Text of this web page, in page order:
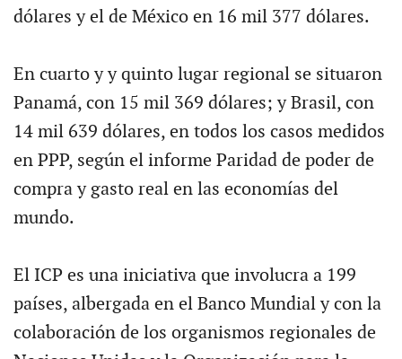
dólares y el de México en 16 mil 377 dólares.
En cuarto y y quinto lugar regional se situaron
Panamá, con 15 mil 369 dólares; y Brasil, con
14 mil 639 dólares, en todos los casos medidos
en PPP, según el informe Paridad de poder de
compra y gasto real en las economías del
mundo.
El ICP es una iniciativa que involucra a 199
países, albergada en el Banco Mundial y con la
colaboración de los organismos regionales de